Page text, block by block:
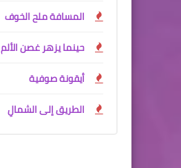
المسافة ملح الخوف
حينما يزهر غصن الألم
أيقونة صوفية
الطريق إلى الشمالِ